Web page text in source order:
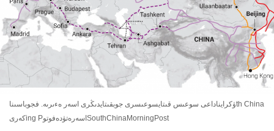
ۋكرايناداعى سوعىس قىتايسوعىسرى جوبقىتايدىڭرى اسەر ەءىرىە. فجوباسىناth China
كەرىing PاسەرەتۋدەفوتوSouthChinaMorningPost